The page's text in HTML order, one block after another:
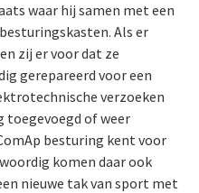
waar hij samen met een
Als er
zij er voor dat ze
gerepareerd voor een
verzoeken
toegevoegd of weer
besturing kent voor
komen daar ook
nieuwe tak van sport met